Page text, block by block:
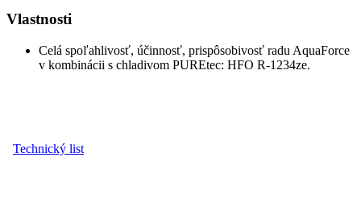
Vlastnosti
Celá spoľahlivosť, účinnosť, prispôsobivosť radu AquaForce
v kombinácii s chladivom PUREtec: HFO R-1234ze.
Technický list